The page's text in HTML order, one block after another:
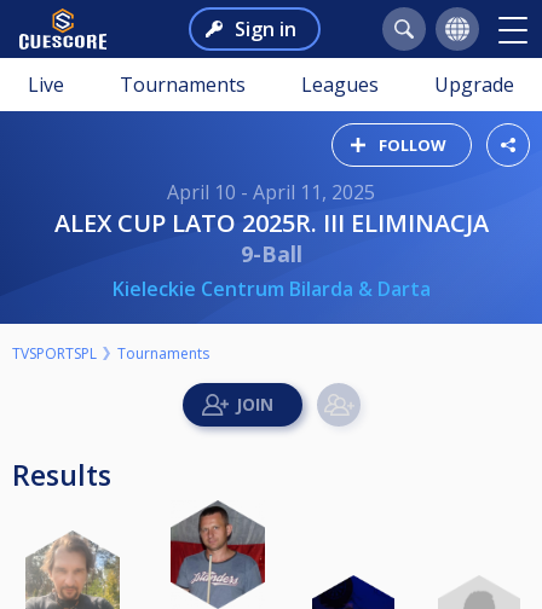
Sign in
Live Tournaments Leagues Upgrade
FOLLOW
April 10 - April 11, 2025
ALEX CUP LATO 2025R. III ELIMINACJA
9-Ball
Kieleckie Centrum Bilarda & Darta
TVSPORTSPL Tournaments
Results